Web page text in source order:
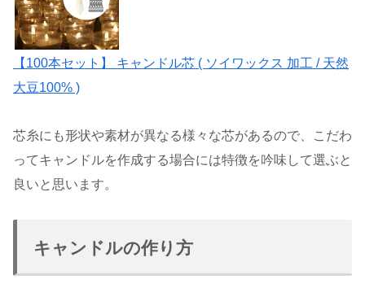
【100本セット】 キャンドル芯 ( ソイワックス 加工 / 天然
大豆100% )
芯糸にも形状や素材が異なる様々な芯があるので、こだわ
ってキャンドルを作成する場合には特徴を吟味して選ぶと
良いと思います。
キャンドルの作り方